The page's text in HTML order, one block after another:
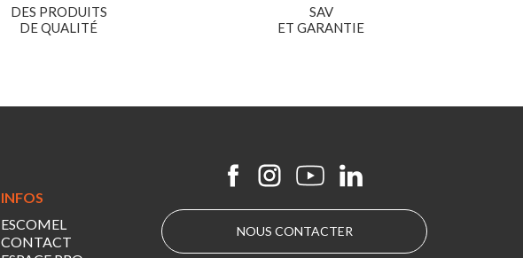
DES PRODUITS
DE QUALITÉ
SAV
ET GARANTIE
INFOS
ESCOMEL
CONTACT
NOUS CONTACTER